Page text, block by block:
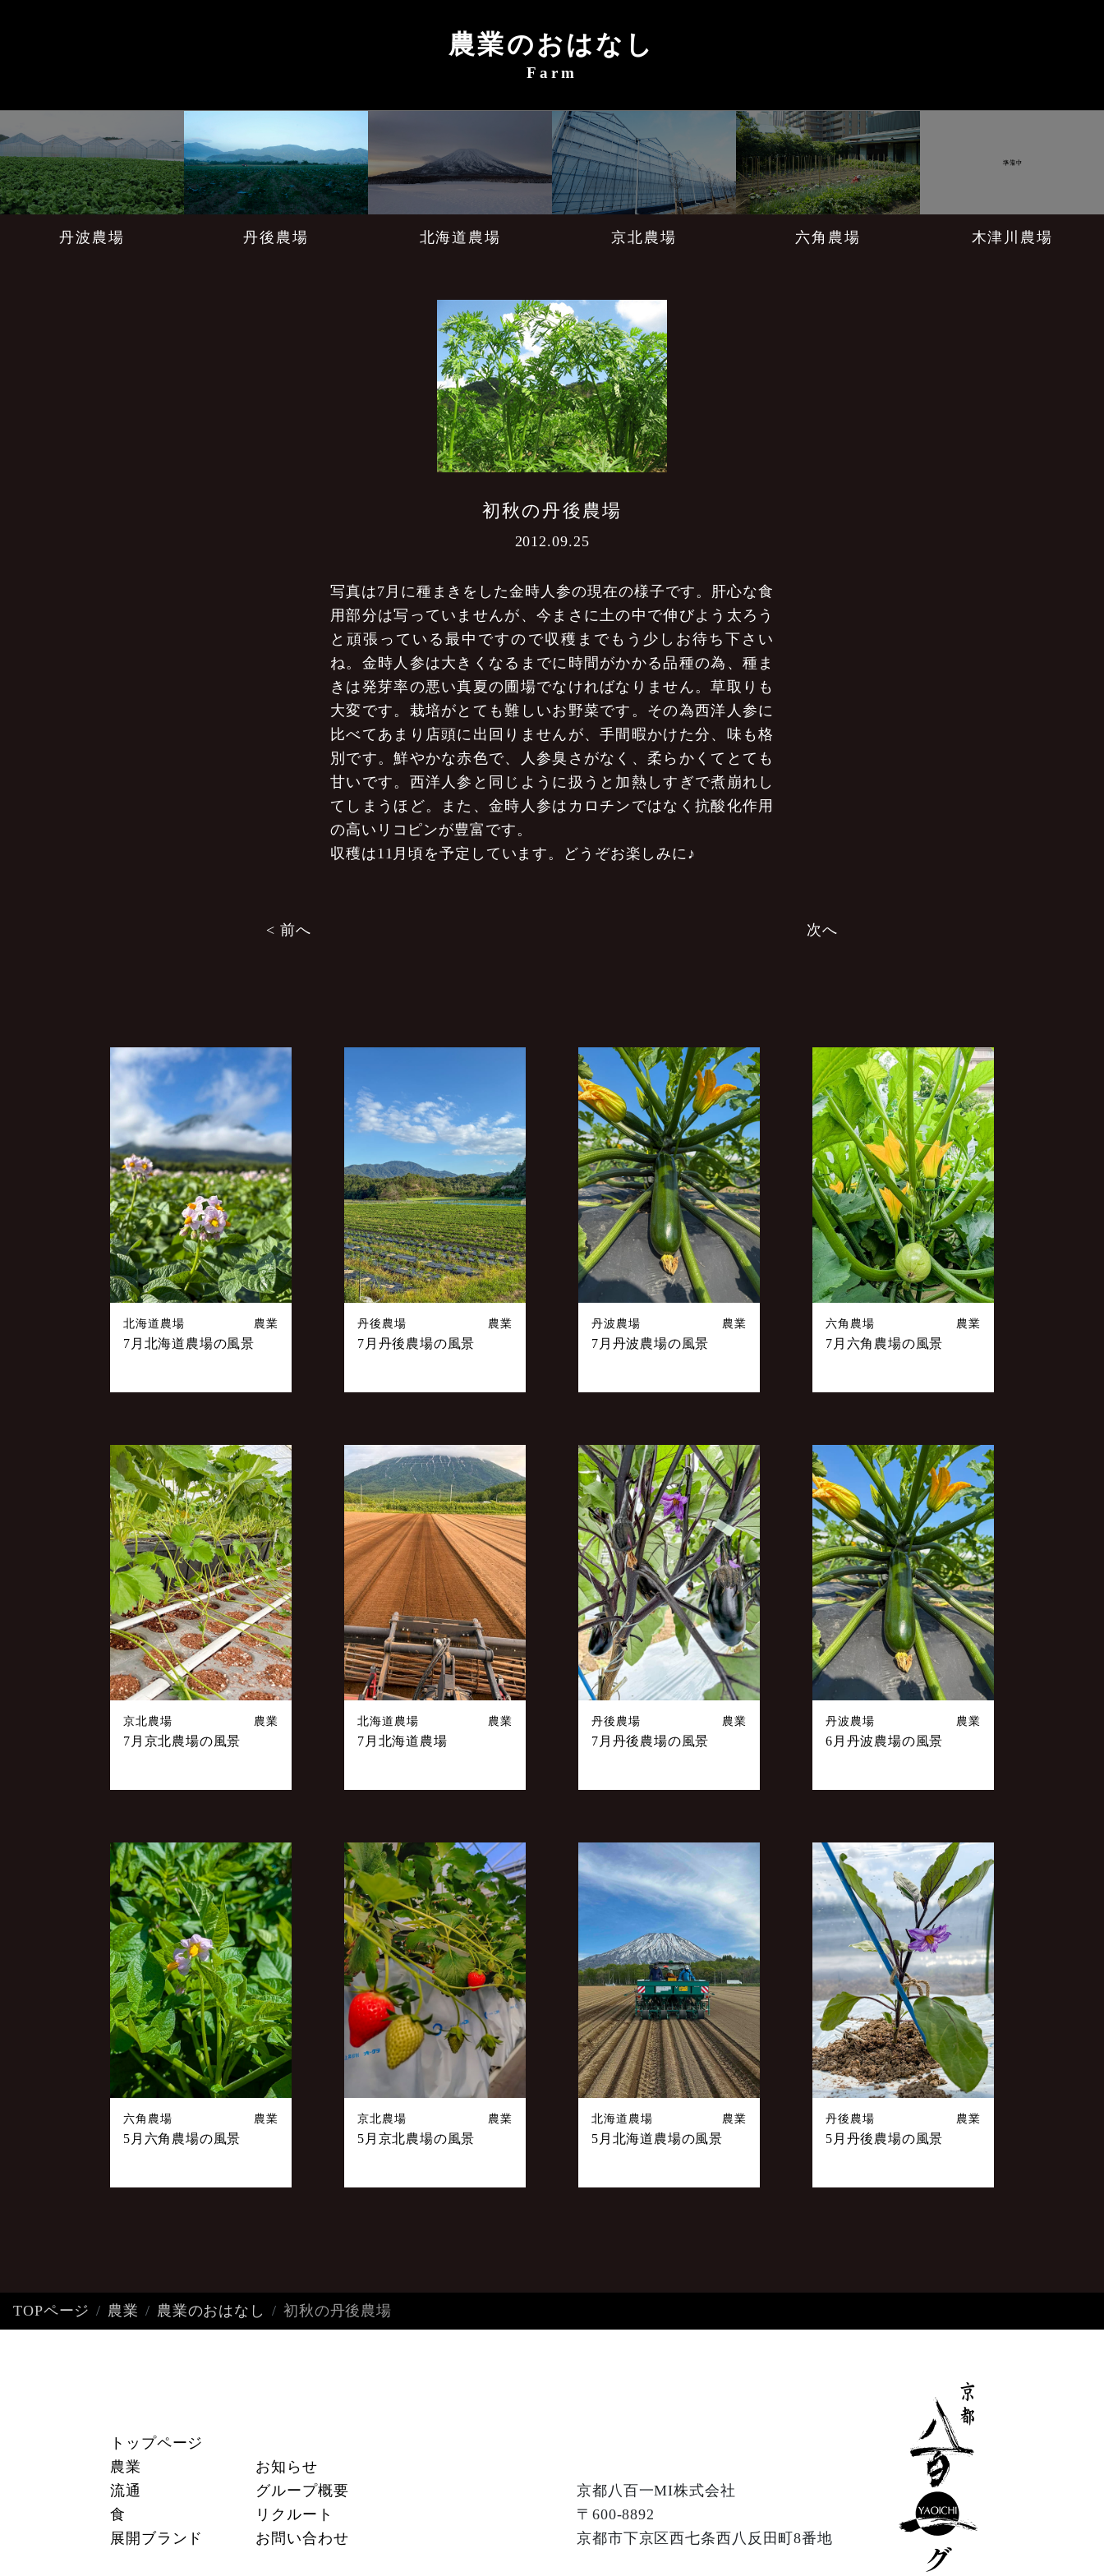
農業のおはなし
Farm
丹波農場 丹後農場 北海道農場 京北農場 六角農場 木津川農場
初秋の丹後農場
2012.09.25
写真は7月に種まきをした金時人参の現在の様子です。肝心な食
用部分は写っていませんが、今まさに土の中で伸びよう太ろう
と頑張っている最中ですので収穫までもう少しお待ち下さい
ね。金時人参は大きくなるまでに時間がかかる品種の為、種ま
きは発芽率の悪い真夏の圃場でなければなりません。草取りも
大変です。栽培がとても難しいお野菜です。その為西洋人参に
比べてあまり店頭に出回りませんが、手間暇かけた分、味も格
別です。鮮やかな赤色で、人参臭さがなく、柔らかくてとても
甘いです。西洋人参と同じように扱うと加熱しすぎで煮崩れし
てしまうほど。また、金時人参はカロチンではなく抗酸化作用
の高いリコピンが豊富です。
収穫は11月頃を予定しています。どうぞお楽しみに♪
投
ビ
ゲ
ー
シ
ョ
ン
< 前へ 次へ
北海道農場 農業
7月北海道農場の風景
丹後農場 農業
7月丹後農場の風景
丹波農場 農業
7月丹波農場の風景
六角農場 農業
7月六角農場の風景
京北農場 農業
7月京北農場の風景
北海道農場 農業
7月北海道農場
丹後農場 農業
7月丹後農場の風景
丹波農場 農業
6月丹波農場の風景
六角農場 農業
5月六角農場の風景
京北農場 農業
5月京北農場の風景
北海道農場 農業
5月北海道農場の風景
丹後農場 農業
5月丹後農場の風景
TOPページ 農業 農業のおはなし 初秋の丹後農場
トップページ
農業
流通
食
展開ブランド
お知らせ
グループ概要
リクルート
お問い合わせ
京都八百一MI株式会社
〒600-8892
京都市下京区西七条西八反田町8番地